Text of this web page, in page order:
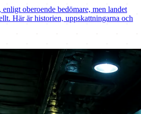
oberoende bedömare, men landet
Här är historien, uppskattningarna och